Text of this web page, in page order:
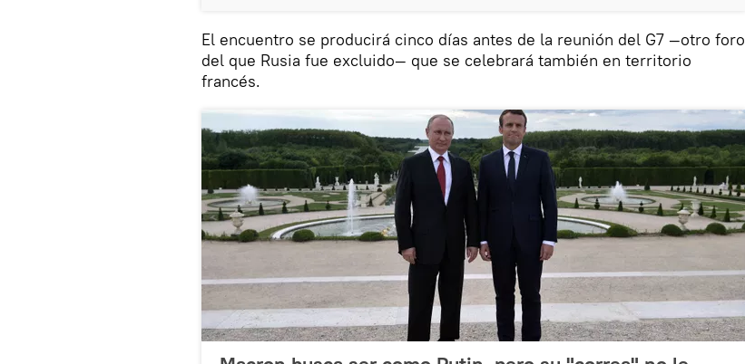
El encuentro se producirá cinco días antes de la reunión del G7 —otro foro
del que Rusia fue excluido— que se celebrará también en territorio
francés.